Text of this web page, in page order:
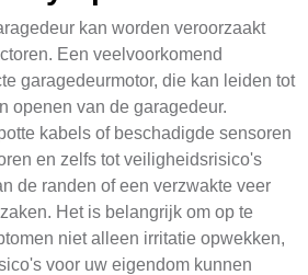
kan worden veroorzaakt
Een veelvoorkomend
garagedeurmotor, die kan leiden tot
openen van de garagedeur.
kabels of beschadigde sensoren
en zelfs tot veiligheidsrisico's
de randen of een verzwakte veer
Het is belangrijk om op te
niet alleen irritatie opwekken,
voor uw eigendom kunnen